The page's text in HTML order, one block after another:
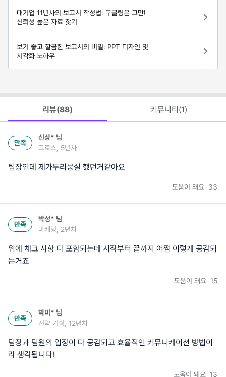
대기업 11년차의 보고서 작성법: 구글링은 그만!
신뢰성 높은 자료 찾기
보기 좋고 깔끔한 보고서의 비밀: PPT 디자인 및
시각화 노하우
리뷰(88) 커뮤니티(1)
만족
신상* 님
그로스, 5년차
팀장인데 제가두리뭉실 했던거같아요
도움이 돼요 33
만족
박성* 님
마케팅, 2년차
위에 체크 사항 다 포함되는데 시작부터 끝까지 어쩜 이렇게 공감되
는거죠
도움이 돼요 15
만족
박미* 님
전략 기획, 12년차
팀장과 팀원의 입장이 다 공감되고 효율적인 커뮤니케이션 방법이
라 생각됩니다!
도움이 돼요 13